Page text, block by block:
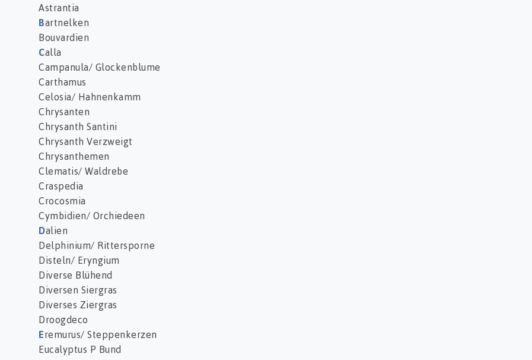
Astrantia
Bartnelken
Bouvardien
Calla
Campanula/ Glockenblume
Carthamus
Celosia/ Hahnenkamm
Chrysanten
Chrysanth Santini
Chrysanth Verzweigt
Chrysanthemen
Clematis/ Waldrebe
Craspedia
Crocosmia
Cymbidien/ Orchiedeen
Dalien
Delphinium/ Rittersporne
Disteln/ Eryngium
Diverse Blühend
Diversen Siergras
Diverses Ziergras
Droogdeco
Eremurus/ Steppenkerzen
Eucalyptus P Bund